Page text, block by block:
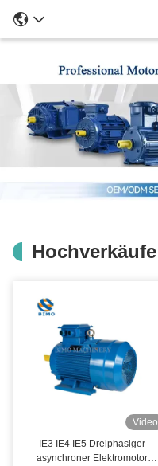
Hochverkäufe
Video
IE3 IE4 IE5 Dreiphasiger
asynchroner Elektromotor